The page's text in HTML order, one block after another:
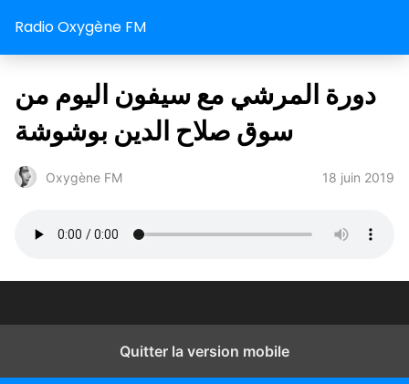
Radio Oxygène FM
دورة المرشي مع سيفون اليوم من
سوق صلاح الدين بوشوشة
Oxygène FM 18 juin 2019
Quitter la version mobile